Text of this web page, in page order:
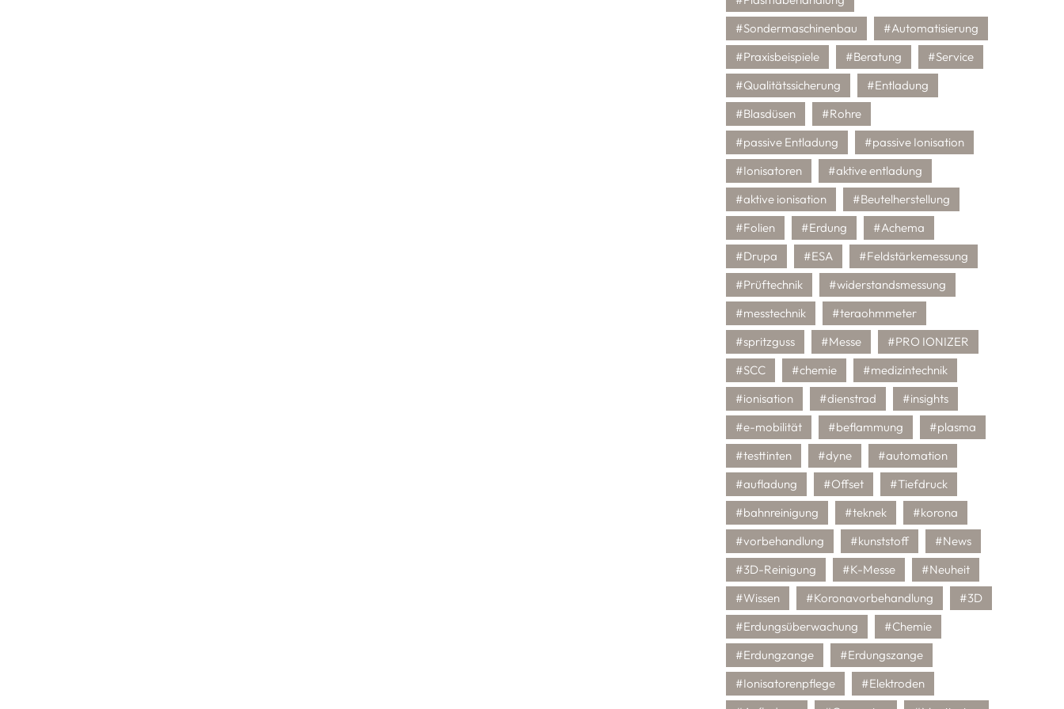
#Sondermaschinenbau
#Automatisierung
#Praxisbeispiele
#Beratung
#Service
#Qualitätssicherung
#Entladung
#Blasdüsen
#Rohre
#passive Entladung
#passive Ionisation
#Ionisatoren
#aktive entladung
#aktive ionisation
#Beutelherstellung
#Folien
#Erdung
#Achema
#Drupa
#ESA
#Feldstärkemessung
#Prüftechnik
#widerstandsmessung
#messtechnik
#teraohmmeter
#spritzguss
#Messe
#PRO IONIZER
#SCC
#chemie
#medizintechnik
#ionisation
#dienstrad
#insights
#e-mobilität
#beflammung
#plasma
#testtinten
#dyne
#automation
#aufladung
#Offset
#Tiefdruck
#bahnreinigung
#teknek
#korona
#vorbehandlung
#kunststoff
#News
#3D-Reinigung
#K-Messe
#Neuheit
#Wissen
#Koronavorbehandlung
#3D
#Erdungsüberwachung
#Chemie
#Erdungzange
#Erdungszange
#Ionisatorenpflege
#Elektroden